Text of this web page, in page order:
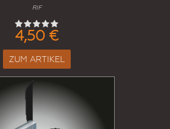
RIF
4,50 €
ZUM ARTIKEL